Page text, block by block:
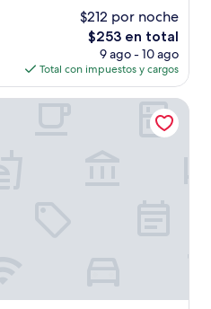
$212 por noche
El
precio
actual
es
de
$253 en total
9 ago - 10 ago
Total con impuestos y cargos